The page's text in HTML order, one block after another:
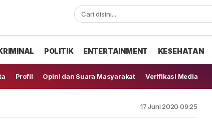
POLITIK ENTERTAINMENT KESEHATAN
Profil Opini dan Suara Masyarakat Verifikasi Media
17 Juni 2020 09:25